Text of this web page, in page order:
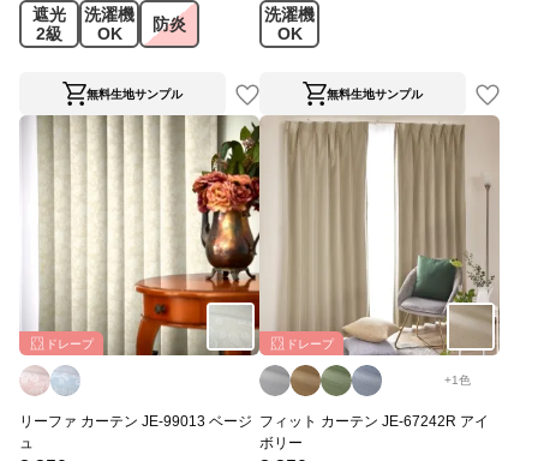
遮光
2級
洗濯機
OK
防炎
無料生地サンプル
洗濯機
OK
無料生地サンプル
ドレープ
リーファ カーテン JE-99013 ベージ
ュ
ドレープ
+1色
フィット カーテン JE-67242R アイ
ボリー